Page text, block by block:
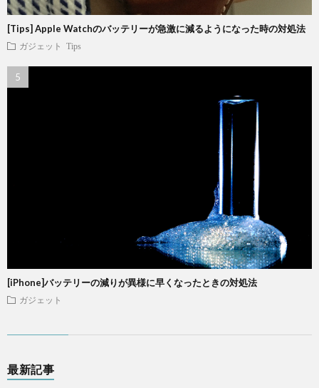
[Tips] Apple Watchのバッテリーが急激に減るようになった時の対処法
ガジェット Tips
[iPhone]バッテリーの減りが異様に早くなったときの対処法
ガジェット
最新記事